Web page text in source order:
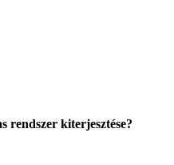
rendszer kiterjesztése?